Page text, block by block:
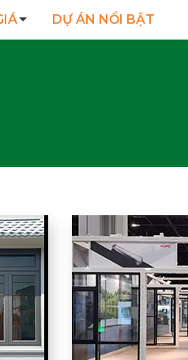
DỰ ÁN NỔI BẬT